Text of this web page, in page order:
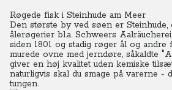
Røgede fisk i Steinhude am Meer
Den største by ved søen er
ålerøgerier bl.a. Schweers
siden 1801 og stadig røger ål og
murede ovne med jerndøre, såkaldte
giver en høj kvalitet uden kemiske
naturligvis skal du smage på varerne -
tungen.